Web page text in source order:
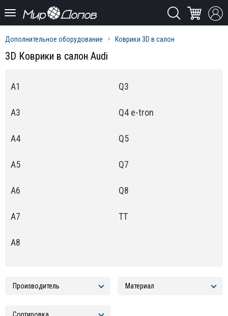
Дополнительное оборудование Коврики 3D в салон
3D Коврики в салон Audi
A1
A3
A4
A5
A6
A7
A8
Q3
Q4 e-tron
Q5
Q7
Q8
TT